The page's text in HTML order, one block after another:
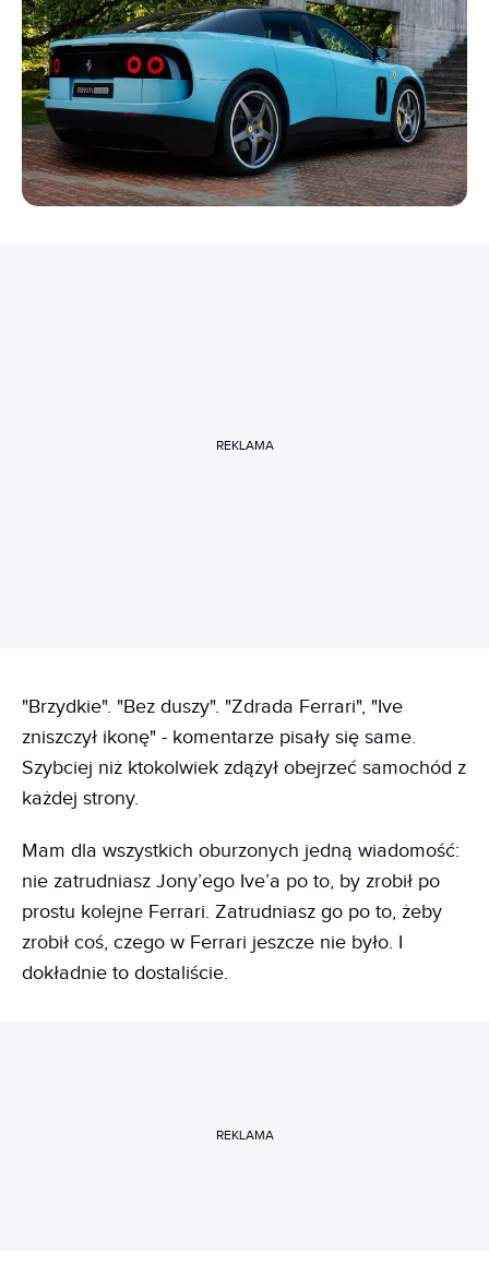
REKLAMA
"Brzydkie". "Bez duszy". "Zdrada Ferrari", "Ive
zniszczył ikonę" - komentarze pisały się same.
Szybciej niż ktokolwiek zdążył obejrzeć samochód z
każdej strony.
Mam dla wszystkich oburzonych jedną wiadomość:
nie zatrudniasz Jony’ego Ive’a po to, by zrobił po
prostu kolejne Ferrari. Zatrudniasz go po to, żeby
zrobił coś, czego w Ferrari jeszcze nie było. I
dokładnie to dostaliście.
REKLAMA